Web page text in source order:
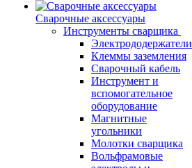
Сварочные аксессуары
Инструменты сварщика
Электрододержатели
Клеммы заземления
Сварочный кабель
Инструмент и
вспомогательное
оборудование
Магнитные
угольники
Молотки сварщика
Вольфрамовые